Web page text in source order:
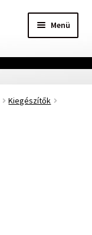
Menü
Kiegészítők